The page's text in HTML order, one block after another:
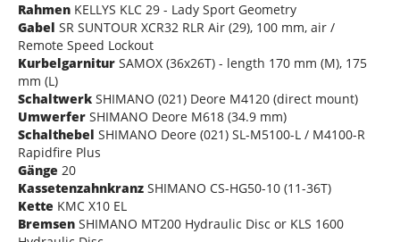
Rahmen KELLYS KLC 29 - Lady Sport Geometry
Gabel SR SUNTOUR XCR32 RLR Air (29), 100 mm, air /
Remote Speed Lockout
Kurbelgarnitur SAMOX (36x26T) - length 170 mm (M), 175
mm (L)
Schaltwerk SHIMANO (021) Deore M4120 (direct mount)
Umwerfer SHIMANO Deore M618 (34.9 mm)
Schalthebel SHIMANO Deore (021) SL-M5100-L / M4100-R
Rapidfire Plus
Gänge 20
Kassetenzahnkranz SHIMANO CS-HG50-10 (11-36T)
Kette KMC X10 EL
Bremsen SHIMANO MT200 Hydraulic Disc or KLS 1600